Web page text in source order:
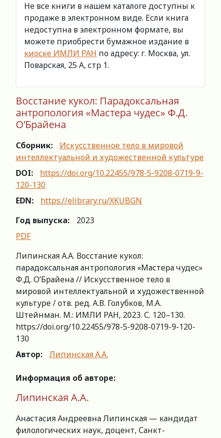
Не все книги в нашем каталоге доступны к
продаже в электронном виде. Если книга
недоступна в электронном формате, вы
можете приобрести бумажное издание в
киоске ИМЛИ РАН по адресу: г. Москва, ул.
Поварская, 25 А, стр 1.
Восстание кукол: Парадоксальная
антропология «Мастера чудес» Ф.Д.
О’Брайена
Сборник:
Искусственное тело в мировой
интеллектуальной и художественной культуре
DOI:
https://doi.org/10.22455/978-5-9208-0719-9-
120-130
EDN:
https://elibrary.ru/XKUBGN
Год выпуска:
2023
PDF
Липинская А.А. Восстание кукол:
парадоксальная антропология «Мастера чудес»
Ф.Д. О’Брайена // Искусственное тело в
мировой интеллектуальной и художественной
культуре / отв. ред. А.В. Голубков, М.А.
Штейнман. М.: ИМЛИ РАН, 2023. С. 120–130.
https://doi.org/10.22455/978-5-9208-0719-9-120-
130
Автор:
Липинская А.А.
Информация об авторе:
Липинская А.А.
Анастасия Андреевна Липинская — кандидат
филологических наук, доцент, Санкт-